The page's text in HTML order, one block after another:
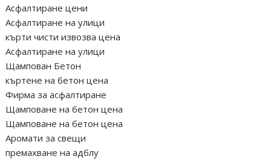
Асфалтиране цени
Асфалтиране на улици
кърти чисти извозва цена
Асфалтиране на улици
Щампован Бетон
къртене на бетон цена
Фирма за асфалтиране
Щамповане на бетон цена
Щамповане на бетон цена
Аромати за свещи
премахване на адблу